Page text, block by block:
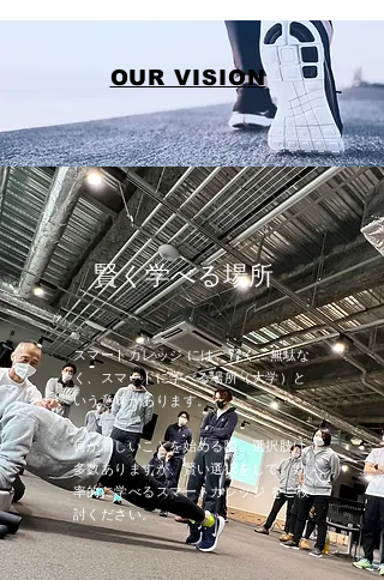
OUR VISION
賢く学べる場所
スマートカレッジ には、賢く、無駄な
く、スマートに学べる場所（大学）と
いう意味があります。
何か新しいことを始める際、選択肢は
多数ありますが、賢い選択をして、効
率的に学べるスマートカレッジ をご検
討ください。